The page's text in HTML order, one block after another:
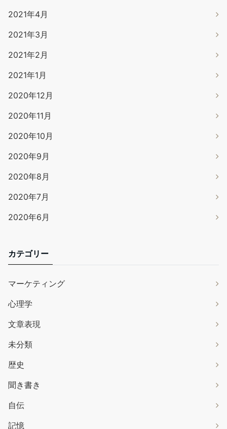
2021年4月
2021年3月
2021年2月
2021年1月
2020年12月
2020年11月
2020年10月
2020年9月
2020年8月
2020年7月
2020年6月
カテゴリー
マーケティング
心理学
文章表現
未分類
歴史
聞き書き
自伝
記憶